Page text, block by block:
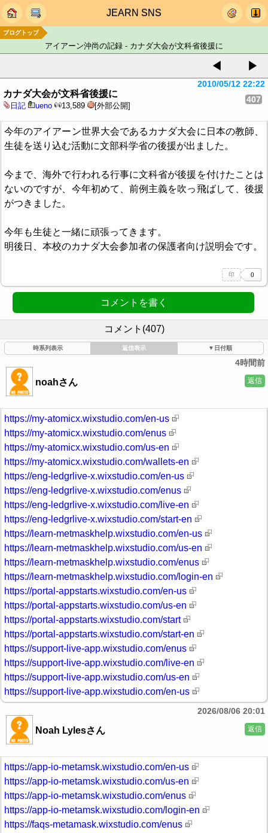
JEARN SNS
ブログトップ
アイアーン沖尚の記録 - カナダ大会が文科省後援に
◀ ▶
カナダ大会が文科省後援に
日記 ueno 13,589 [外部公開]
2010/05/12 22:22
407
今年のアイアーン世界大会であるカナダ大会に日本の教師、
生徒を送り込む活動に文部科学省の後援が出ました。
今まで、海外で行われる行事に文科省が後援を付けたことは
ないのですが、今年初めて、前例主義を吹っ飛ばして、後援
がつきました。
今年も生徒と一緒に頑張ってきます。
明後日、本校のカナダ大会参加者の保護者向け説明会です。
コメントを書く
コメント(407)
時系列表示 返信表示 ▼日付順
noahさん
4時間前
返信
https://my-atomicx.wixstudio.com/en-us
https://my-atomicx.wixstudio.com/enus
https://my-atomicx.wixstudio.com/us-en
https://my-atomicx.wixstudio.com/wallets-en
https://eng-ledgrlive-x.wixstudio.com/en-us
https://eng-ledgrlive-x.wixstudio.com/enus
https://eng-ledgrlive-x.wixstudio.com/live-en
https://eng-ledgrlive-x.wixstudio.com/start-en
https://learn-metmaskhelp.wixstudio.com/en-us
https://learn-metmaskhelp.wixstudio.com/us-en
https://learn-metmaskhelp.wixstudio.com/enus
https://learn-metmaskhelp.wixstudio.com/login-en
https://portal-appstarts.wixstudio.com/en-us
https://portal-appstarts.wixstudio.com/us-en
https://portal-appstarts.wixstudio.com/start
https://portal-appstarts.wixstudio.com/start-en
https://support-live-app.wixstudio.com/enus
https://support-live-app.wixstudio.com/live-en
https://support-live-app.wixstudio.com/us-en
https://support-live-app.wixstudio.com/en-us
Noah Lylesさん
2026/08/06 20:01
返信
https://app-io-metamsk.wixstudio.com/en-us
https://app-io-metamsk.wixstudio.com/us-en
https://app-io-metamsk.wixstudio.com/enus
https://app-io-metamsk.wixstudio.com/login-en
https://faqs-metamask.wixstudio.com/enus